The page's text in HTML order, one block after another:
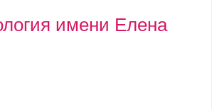
имени Елена